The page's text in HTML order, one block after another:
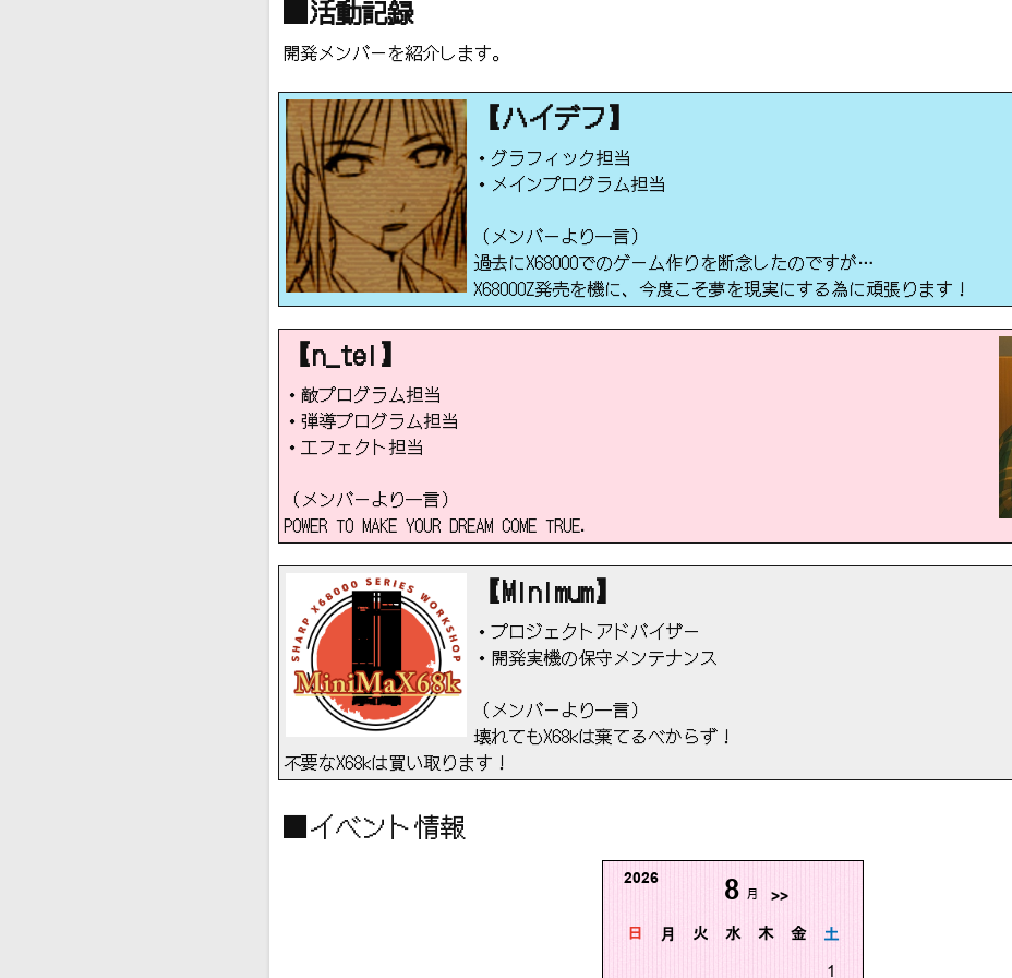
■活動記録
開発メンバーを紹介します。
【ハイデフ】
・グラフィック担当
・メインプログラム担当
（メンバーより一言）
過去にX68000でのゲーム作りを断念したのですが…
X68000Z発売を機に、今度こそ夢を現実にする為に頑張ります！
【n_tei】
・敵プログラム担当
・弾導プログラム担当
・エフェクト担当
（メンバーより一言）
POWER TO MAKE YOUR DREAM COME TRUE.
【Minimum】
・プロジェクトアドバイザー
・開発実機の保守メンテナンス
（メンバーより一言）
壊れてもX68kは棄てるべからず！
不要なX68kは買い取ります！
■イベント情報